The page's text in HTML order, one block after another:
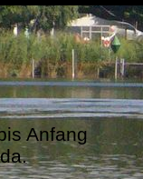
Anfang
da.